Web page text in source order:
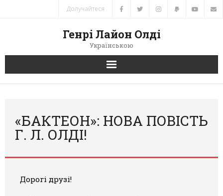
Долучайтеся
Генрі Лайон Олді
Українською
Головна
Автори
Книги
Переклади
«БАКТЕОН»: НОВА ПОВІСТЬ
Г. Л. ОЛДІ!
Дорогі друзі!